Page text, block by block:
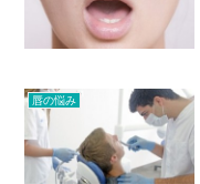
唇の悩み